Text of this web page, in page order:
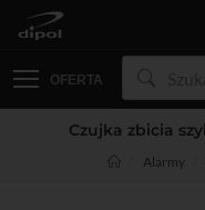
OFERTA
Czujka zbicia
Alarmy